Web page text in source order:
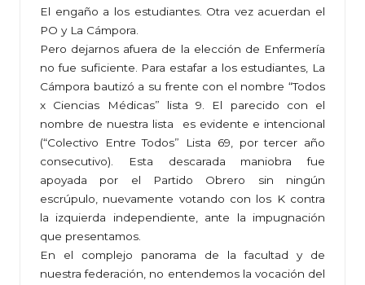
El engaño a los estudiantes. Otra vez acuerdan el
PO y La Cámpora.
Pero dejarnos afuera de la elección de Enfermería
no fue suficiente. Para estafar a los estudiantes, La
Cámpora bautizó a su frente con el nombre “Todos
x Ciencias Médicas” lista 9. El parecido con el
nombre de nuestra lista es evidente e intencional
(“Colectivo Entre Todos” Lista 69, por tercer año
consecutivo). Esta descarada maniobra fue
apoyada por el Partido Obrero sin ningún
escrúpulo, nuevamente votando con los K contra
la izquierda independiente, ante la impugnación
que presentamos.
En el complejo panorama de la facultad y de
nuestra federación, no entendemos la vocación del